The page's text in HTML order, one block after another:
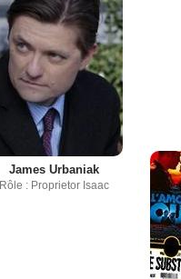
James Urbaniak
Rôle : Proprietor Isaac